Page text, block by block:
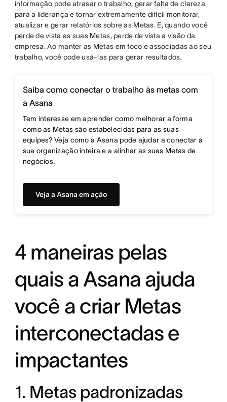
informação pode atrasar o trabalho, gerar falta de clareza
para a liderança e tornar extremamente difícil monitorar,
atualizar e gerar relatórios sobre as Metas. E, quando você
perde de vista as suas Metas, perde de vista a visão da
empresa. Ao manter as Metas em foco e associadas ao seu
trabalho, você pode usá-las para gerar resultados.
Saiba como conectar o trabalho às metas com
a Asana
Tem interesse em aprender como melhorar a forma
como as Metas são estabelecidas para as suas
equipes? Veja como a Asana pode ajudar a conectar a
sua organização inteira e a alinhar as suas Metas de
negócios.
Veja a Asana em ação
4 maneiras pelas
quais a Asana ajuda
você a criar Metas
interconectadas e
impactantes
1. Metas padronizadas